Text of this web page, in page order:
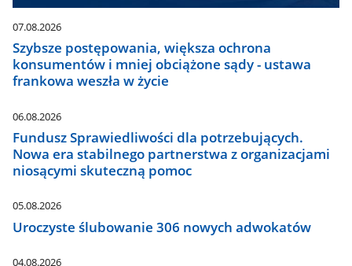
07.08.2026
Szybsze postępowania, większa ochrona
konsumentów i mniej obciążone sądy - ustawa
frankowa weszła w życie
06.08.2026
Fundusz Sprawiedliwości dla potrzebujących.
Nowa era stabilnego partnerstwa z organizacjami
niosącymi skuteczną pomoc
05.08.2026
Uroczyste ślubowanie 306 nowych adwokatów
04.08.2026